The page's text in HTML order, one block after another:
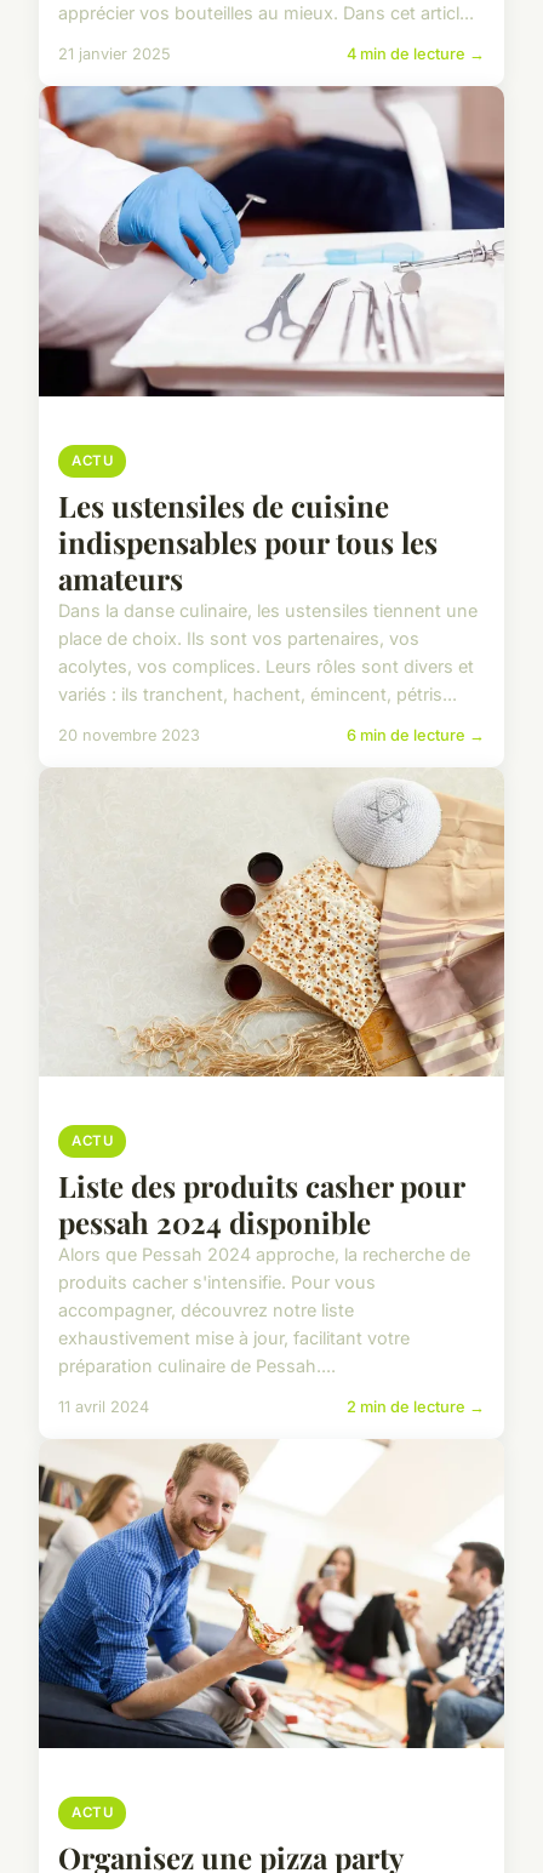
apprécier vos bouteilles au mieux. Dans cet articl...
21 janvier 2025 4 min de lecture →
ACTU
Les ustensiles de cuisine
indispensables pour tous les
amateurs
Dans la danse culinaire, les ustensiles tiennent une
place de choix. Ils sont vos partenaires, vos
acolytes, vos complices. Leurs rôles sont divers et
variés : ils tranchent, hachent, émincent, pétris...
20 novembre 2023 6 min de lecture →
ACTU
Liste des produits casher pour
pessah 2024 disponible
Alors que Pessah 2024 approche, la recherche de
produits cacher s'intensifie. Pour vous
accompagner, découvrez notre liste
exhaustivement mise à jour, facilitant votre
préparation culinaire de Pessah....
11 avril 2024 2 min de lecture →
ACTU
Organisez une pizza party